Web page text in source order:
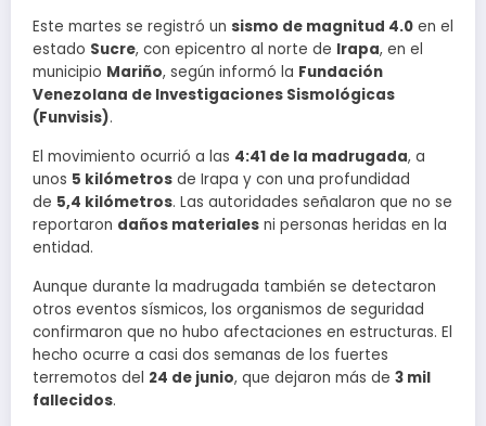
Este martes se registró un sismo de magnitud 4.0 en el
estado Sucre, con epicentro al norte de Irapa, en el
municipio Mariño, según informó la Fundación
Venezolana de Investigaciones Sismológicas
(Funvisis).
El movimiento ocurrió a las 4:41 de la madrugada, a
unos 5 kilómetros de Irapa y con una profundidad
de 5,4 kilómetros. Las autoridades señalaron que no se
reportaron daños materiales ni personas heridas en la
entidad.
Aunque durante la madrugada también se detectaron
otros eventos sísmicos, los organismos de seguridad
confirmaron que no hubo afectaciones en estructuras. El
hecho ocurre a casi dos semanas de los fuertes
terremotos del 24 de junio, que dejaron más de 3 mil
fallecidos.